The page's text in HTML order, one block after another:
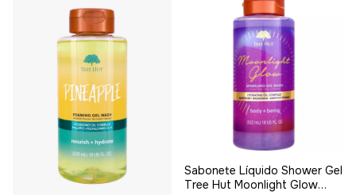
Sabonete Líquido Shower Gel
Tree Hut Moonlight Glow